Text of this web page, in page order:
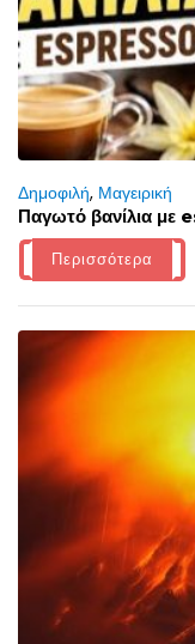
Δημοφιλή, Μαγειρική
Παγωτό βανίλια
Περισσότερα